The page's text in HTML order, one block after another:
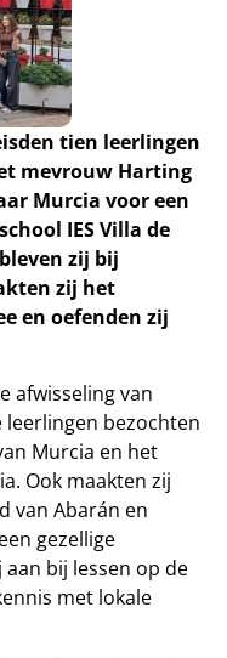
tien leerlingen
mevrouw Harting
Murcia voor een
IES Villa de
zij bij
zij het
en oefenden zij
afwisseling van
bezochten
Murcia en het
Ook maakten zij
van Abarán en
gezellige
aan bij lessen op de
met lokale